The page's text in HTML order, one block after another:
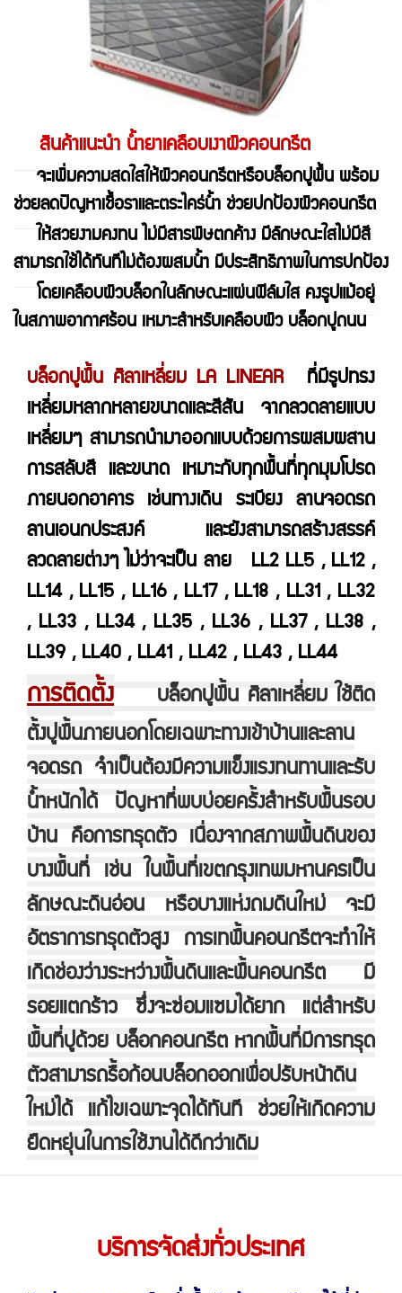
สินค้าแนะนำ น้ำยาเคลือบเงาผิวคอนกรีต
จะเพิ่มความสดใสให้ผิวคอนกรีตหรือบล็อกปูพื้น พร้อม
ช่วยลดปัญหาเชื้อราและตระไคร่น้ำ ช่วยปกป้องผิวคอนกรีต
ให้สวยงามคงทน ไม่มีสารพิษตกค้าง มีลักษณะใสไม่มีสี
สามารถใช้ได้ทันทีไม่ต้องผสมน้ำ มีประสิทธิภาพในการปกป้อง
โดยเคลือบผิวบล็อกในลักษณะแผ่นฟิล์มใส คงรูปแม้อยู่
ในสภาพอากาศร้อน เหมาะสำหรับเคลือบผิว บล็อกปูถนน
บล็อกปูพื้น ศิลาเหลี่ยม LA LINEAR ที่มีรูปทรง
เหลี่ยมหลากหลายขนาดและสีสัน จากลวดลายแบบ
เหลี่ยมๆ สามารถนำมาออกแบบด้วยการผสมผสาน
การสลับสี และขนาด เหมาะกับทุกพื้นที่ทุกมุมโปรด
ภายนอกอาคาร เช่นทางเดิน ระเบียง ลานจอดรถ
ลานเอนกประสงค์ และยังสามารถสร้างสรรค์
ลวดลายต่างๆ ไม่ว่าจะเป็น ลาย LL2 LL5 , LL12 ,
LL14 , LL15 , LL16 , LL17 , LL18 , LL31 , LL32
, LL33 , LL34 , LL35 , LL36 , LL37 , LL38 ,
LL39 , LL40 , LL41 , LL42 , LL43 , LL44
การติดตั้ง บล็อกปูพื้น ศิลาเหลี่ยม ใช้ติด
ตั้งปูพื้นภายนอกโดยเฉพาะทางเข้าบ้านและลาน
จอดรถ จำเป็นต้องมีความแข็งแรงทนทานและรับ
น้ำหนักได้ ปัญหาที่พบบ่อยครั้งสำหรับพื้นรอบ
บ้าน คือการทรุดตัว เนื่องจากสภาพพื้นดินของ
บางพื้นที่ เช่น ในพื้นที่เขตกรุงเทพมหานครเป็น
ลักษณะดินอ่อน หรือบางแห่งถมดินใหม่ จะมี
อัตราการทรุดตัวสูง การเทพื้นคอนกรีตจะทำให้
เกิดช่องว่างระหว่างพื้นดินและพื้นคอนกรีต มี
รอยแตกร้าว ซึ่งจะซ่อมแซมได้ยาก แต่สำหรับ
พื้นที่ปูด้วย บล็อกคอนกรีต หากพื้นที่มีการทรุด
ตัวสามารถรื้อก้อนบล็อกออกเพื่อปรับหน้าดิน
ใหม่ได้ แก้ไขเฉพาะจุดได้ทันที ช่วยให้เกิดความ
ยืดหยุ่นในการใช้งานได้ดีกว่าเดิม
บริการจัดส่งทั่วประเทศ